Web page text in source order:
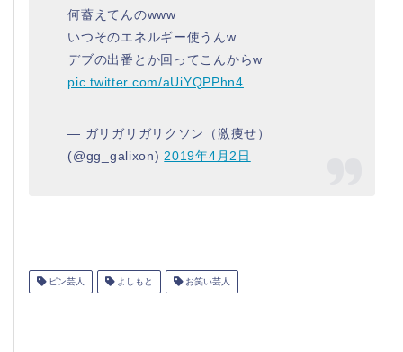
何蓄えてんのwww
いつそのエネルギー使うんw
デブの出番とか回ってこんからw
pic.twitter.com/aUiYQPPhn4
— ガリガリガリクソン（激痩せ）
(@gg_galixon) 2019年4月2日
ピン芸人 よしもと お笑い芸人